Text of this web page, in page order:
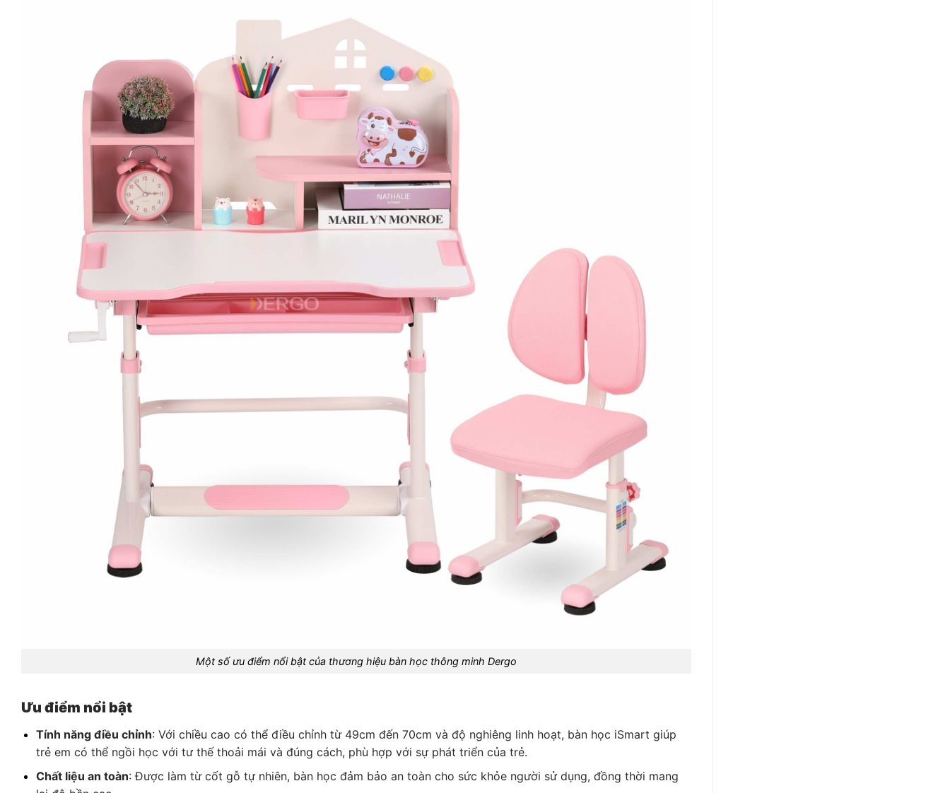
Một số ưu điểm nổi bật của thương hiệu bàn học thông minh Dergo
Ưu điểm nổi bật
Tính năng điều chỉnh: Với chiều cao có thể điều chỉnh từ 49cm đến 70cm và độ nghiêng linh hoạt, bàn học iSmart giúp
trẻ em có thể ngồi học với tư thế thoải mái và đúng cách, phù hợp với sự phát triển của trẻ.
Chất liệu an toàn: Được làm từ cốt gỗ tự nhiên, bàn học đảm bảo an toàn cho sức khỏe người sử dụng, đồng thời mang